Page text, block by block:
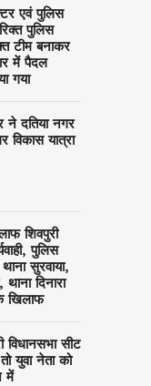
एवं पुलिस
पुलिस
टीम बनाकर
में पैदल
गया
ने दतिया नगर
विकास यात्रा
शिवपुरी
पुलिस
सुरवाया,
दिनारा
खिलाफ
विधानसभा सीट
युवा नेता को
में